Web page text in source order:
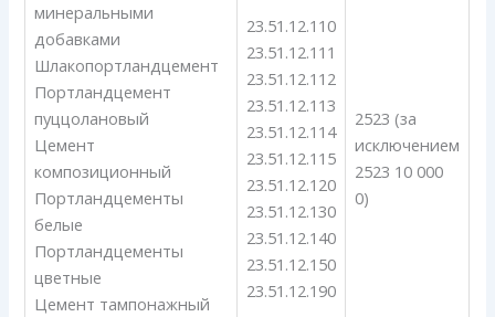
минеральными
добавками
Шлакопортландцемент
Портландцемент
пуццолановый
Цемент
композиционный
Портландцементы
белые
Портландцементы
цветные
Цемент тампонажный
23.51.12.110
23.51.12.111
23.51.12.112
23.51.12.113
23.51.12.114
23.51.12.115
23.51.12.120
23.51.12.130
23.51.12.140
23.51.12.150
23.51.12.190
2523 (за
исключением
2523 10 000
0)